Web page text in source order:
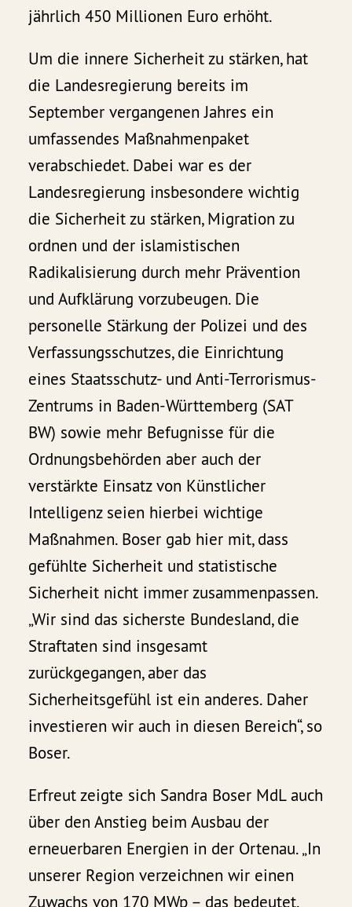
jährlich 450 Millionen Euro erhöht.
Um die innere Sicherheit zu stärken, hat
die Landesregierung bereits im
September vergangenen Jahres ein
umfassendes Maßnahmenpaket
verabschiedet. Dabei war es der
Landesregierung insbesondere wichtig
die Sicherheit zu stärken, Migration zu
ordnen und der islamistischen
Radikalisierung durch mehr Prävention
und Aufklärung vorzubeugen. Die
personelle Stärkung der Polizei und des
Verfassungsschutzes, die Einrichtung
eines Staatsschutz- und Anti-Terrorismus-
Zentrums in Baden-Württemberg (SAT
BW) sowie mehr Befugnisse für die
Ordnungsbehörden aber auch der
verstärkte Einsatz von Künstlicher
Intelligenz seien hierbei wichtige
Maßnahmen. Boser gab hier mit, dass
gefühlte Sicherheit und statistische
Sicherheit nicht immer zusammenpassen.
„Wir sind das sicherste Bundesland, die
Straftaten sind insgesamt
zurückgegangen, aber das
Sicherheitsgefühl ist ein anderes. Daher
investieren wir auch in diesen Bereich“, so
Boser.
Erfreut zeigte sich Sandra Boser MdL auch
über den Anstieg beim Ausbau der
erneuerbaren Energien in der Ortenau. „In
unserer Region verzeichnen wir einen
Zuwachs von 170 MWp – das bedeutet,